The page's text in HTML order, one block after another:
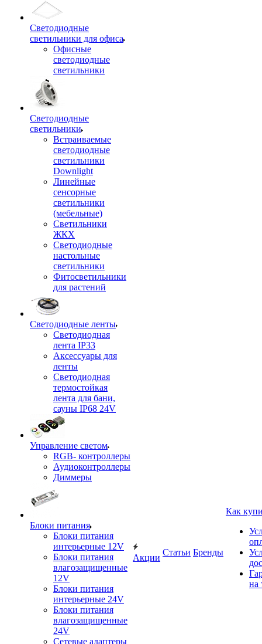
Светодиодные
светильники для офиса
Офисные
светодиодные
светильники
Светодиодные
светильники
Встраиваемые
светодиодные
светильники
Downlight
Линейные
сенсорные
светильники
(мебельные)
Светильники
ЖКХ
Светодиодные
настольные
светильники
Фитосветильники
для растений
Светодиодные ленты
Светодиодная
лента IP33
Аксессуары для
ленты
Светодиодная
термостойкая
лента для бани,
сауны IP68 24V
Управление светом
RGB- контроллеры
Аудиоконтроллеры
Диммеры
Блоки питания
Блоки питания
интерьерные 12V
Блоки питания
влагозащищенные
12V
Блоки питания
интерьерные 24V
Блоки питания
влагозащищенные
24V
Сетевые адаптеры
Акции
Статьи Бренды
Как
на